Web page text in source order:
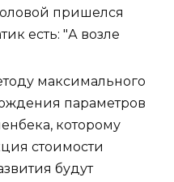
пришелся
есть: "А возле
максимального
параметров
которому
стоимости
будут